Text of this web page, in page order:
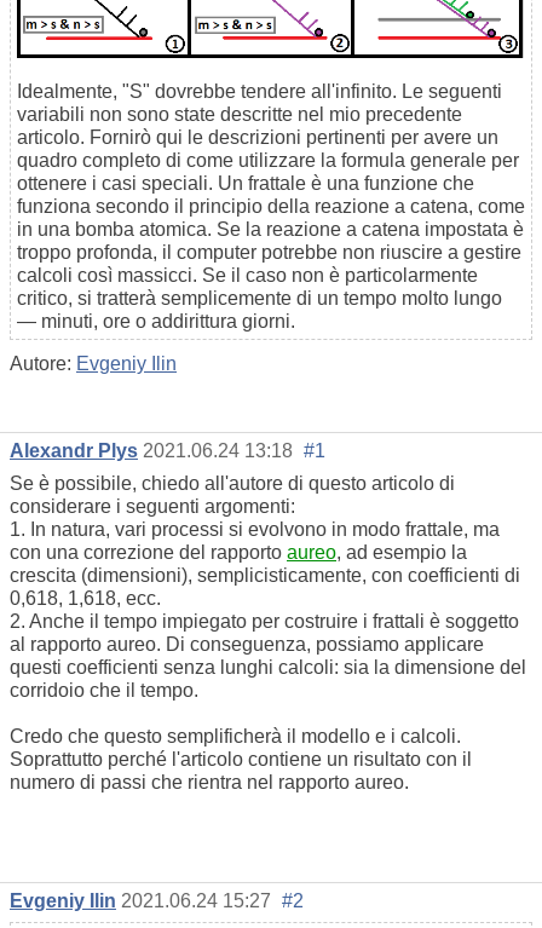
Idealmente, "S" dovrebbe tendere all'infinito. Le seguenti
variabili non sono state descritte nel mio precedente
articolo. Fornirò qui le descrizioni pertinenti per avere un
quadro completo di come utilizzare la formula generale per
ottenere i casi speciali. Un frattale è una funzione che
funziona secondo il principio della reazione a catena, come
in una bomba atomica. Se la reazione a catena impostata è
troppo profonda, il computer potrebbe non riuscire a gestire
calcoli così massicci. Se il caso non è particolarmente
critico, si tratterà semplicemente di un tempo molto lungo
— minuti, ore o addirittura giorni.
Autore: Evgeniy Ilin
Alexandr Plys 2021.06.24 13:18 #1
Se è possibile, chiedo all'autore di questo articolo di
considerare i seguenti argomenti:
1. In natura, vari processi si evolvono in modo frattale, ma
con una correzione del rapporto aureo, ad esempio la
crescita (dimensioni), semplicisticamente, con coefficienti di
0,618, 1,618, ecc.
2. Anche il tempo impiegato per costruire i frattali è soggetto
al rapporto aureo. Di conseguenza, possiamo applicare
questi coefficienti senza lunghi calcoli: sia la dimensione del
corridoio che il tempo.
Credo che questo semplificherà il modello e i calcoli.
Soprattutto perché l'articolo contiene un risultato con il
numero di passi che rientra nel rapporto aureo.
Evgeniy Ilin 2021.06.24 15:27 #2